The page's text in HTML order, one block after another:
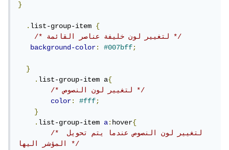
}
.list-group-item {
/* لتغيير لون خليفة عناصر القائمة */
background-color: #007bff;
}
.list-group-item a{
/* لتغيير لون النصوص */
color: #fff;
}
.list-group-item a:hover{
/* لتغيير لون النصوص عندما يتم تحويل
المؤشر اليها */